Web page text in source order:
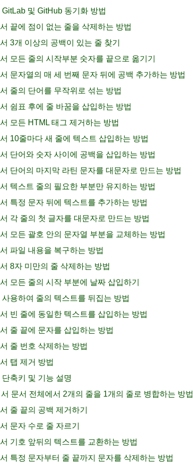
및 GitHub 동기화 방법
끝에 점이 없는 줄을 삭제하는 방법
3개 이상의 공백이 있는 줄 찾기
모든 줄의 시작부분 숫자를 끝으로 옮기기
문자열의 매 세 번째 문자 뒤에 공백 추가하는 방법
줄의 단어를 무작위로 섞는 방법
쉼표 후에 줄 바꿈을 삽입하는 방법
모든 HTML 태그 제거하는 방법
10줄마다 새 줄에 텍스트 삽입하는 방법
단어와 숫자 사이에 공백을 삽입하는 방법
단어의 마지막 라틴 문자를 대문자로 만드는 방법
텍스트 줄의 필요한 부분만 유지하는 방법
특정 문자 뒤에 텍스트를 추가하는 방법
각 줄의 첫 글자를 대문자로 만드는 방법
모든 괄호 안의 문자열 부분을 교체하는 방법
파일 내용을 복구하는 방법
8자 미만의 줄 삭제하는 방법
모든 줄의 시작 부분에 날짜 삽입하기
용하여 줄의 텍스트를 뒤집는 방법
빈 줄에 동일한 텍스트를 삽입하는 방법
줄 끝에 문자를 삽입하는 방법
줄 번호 삭제하는 방법
탭 제거 방법
축키 및 기능 설명
문서 전체에서 2개의 줄을 1개의 줄로 병합하는 방법
줄 끝의 공백 제거하기
문자 수로 줄 자르기
기호 앞뒤의 텍스트를 교환하는 방법
특정 문자부터 줄 끝까지 문자를 삭제하는 방법